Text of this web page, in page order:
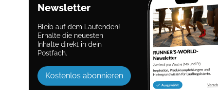
Newsletter
Bleib auf dem Laufenden!
Erhalte die neuesten
Inhalte direkt in dein
Postfach.
Kostenlos abonnieren